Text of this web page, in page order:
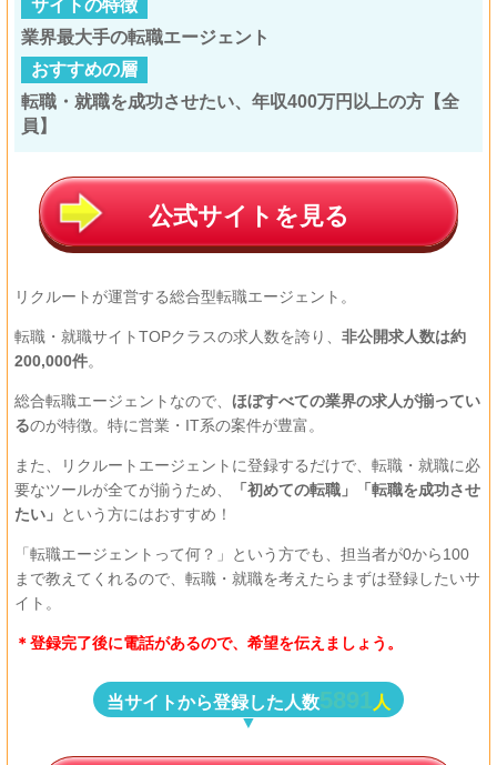
サイトの特徴
業界最大手の転職エージェント
おすすめの層
転職・就職を成功させたい、年収400万円以上の方【全
員】
公式サイトを見る
リクルートが運営する総合型転職エージェント。
転職・就職サイトTOPクラスの求人数を誇り、 非公開求人数は約
200,000件。
総合転職エージェントなので、 ほぼすべての業界の求人が揃ってい
るのが特徴。特に営業・IT系の案件が豊富。
また、リクルートエージェントに登録するだけで、転職・就職に必
要なツールが全てが揃うため、
「初めての転職」「転職を成功させ
たい」 という方にはおすすめ！
「転職エージェントって何？」という方でも、担当者が0から100
まで教えてくれるので、転職・就職を考えたらまずは登録したいサ
イト。
＊登録完了後に電話があるので、希望を伝えましょう。
当サイトから登録した人数5891人